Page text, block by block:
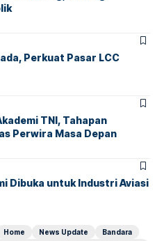
Perkuat Pasar LCC
TNI, Tahapan
Perwira Masa Depan
Dibuka untuk Industri Aviasi
Home News Update
Bandara